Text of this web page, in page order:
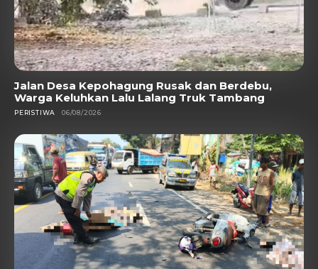
Jalan Desa Kepohagung Rusak dan Berdebu,
Warga Keluhkan Lalu Lalang Truk Tambang
PERISTIWA 06/08/2026